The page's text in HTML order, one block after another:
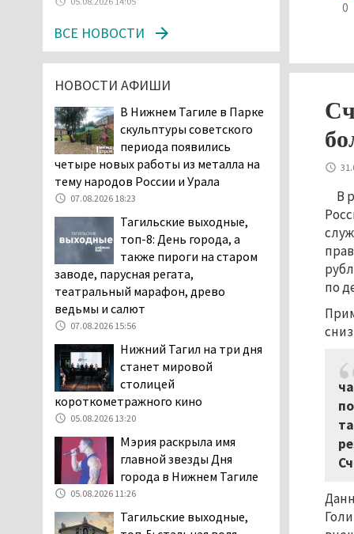
0
В
по
повышает износ автомобиля
В Детской городской
больнице № 3 Нижнего
Тагила опровергли
заявили, что их дочь в палате
покусала бельевая вошь
06.08.2026 13:02
В Нижнем Тагиле на три
дня запретят
06.08.2026 11:41
«Я уверен, это бельевая
вошь». Родители 10-
летней девочки
пожаловались на кровососущих
паразитов, которые искусали их
Нижнего Тагила
05.08.2026 17:59
Директора уральского
предприятия по
«Упырь» подорвали в автомобиле
под Екатеринбургом
05.08.2026 17:05
причины массового мора
ВСЕ НОВОСТИ
НОВОСТИ АФИШИ
В Нижнем Тагиле в Парке
скульптуры советского
периода появились
четыре новых работы из металла на
тему народов России и Урала
07.08.2026 18:23
Тагильские выходные,
топ-8: День города, а
также пироги на старом
заводе, парусная регата,
театральный марафон, древо
ведьмы и салют
07.08.2026 15:56
Нижний Тагил на три дня
станет мировой
столицей
короткометражного кино
05.08.2026 13:20
Мэрия раскрыла имя
главной звезды Дня
города в Нижнем Тагиле
05.08.2026 11:26
Тагильские выходные,